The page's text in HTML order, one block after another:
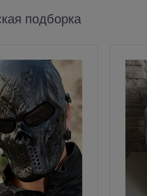
подборка